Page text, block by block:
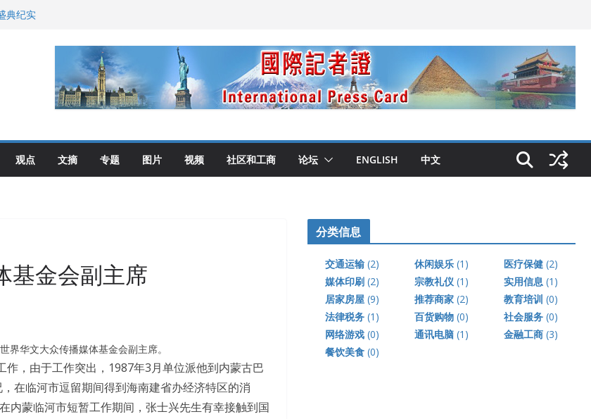
典纪实
观点 文摘 专题 图片 视频 社区和工商 论坛 ENGLISH 中文
基金会副主席
华文大众传播媒体基金会副主席。
，由于工作突出，1987年3月单位派他到内蒙古巴
在临河市逗留期间得到海南建省办经济特区的消
内蒙临河市短暂工作期间，张士兴先生有幸接触到国
分类信息
交通运输 (2) 休闲娱乐 (1) 医疗保健 (2)
媒体印刷 (2) 宗教礼仪 (1) 实用信息 (1)
居家房屋 (9) 推荐商家 (2) 教育培训 (0)
法律税务 (1) 百货购物 (0) 社会服务 (0)
网络游戏 (0) 通讯电脑 (1) 金融工商 (3)
餐饮美食 (0)